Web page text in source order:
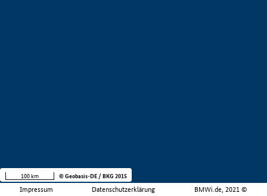
Impressum Datenschutzerklärung BMWi.de, 2021 ©
100 km © Geobasis-DE / BKG 2015